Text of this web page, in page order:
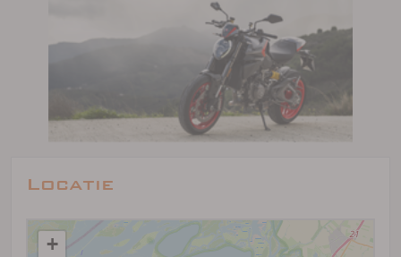
Locatie
+